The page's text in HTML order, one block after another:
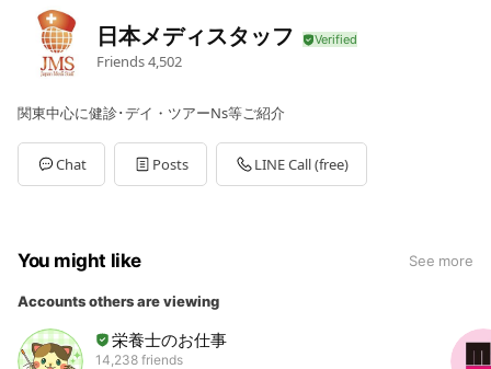
日本メディスタッフ
Friends4,502
関東中心に健診･デイ・ツアーNs等ご紹介
Chat Posts LINE Call (free)
You might like See more
Accounts others are viewing
栄養士のお仕事
14,238 friends